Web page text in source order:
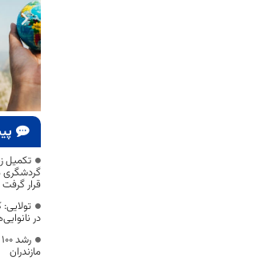
تکمیل
گردشگری
قرار گرفت
در
مازندران